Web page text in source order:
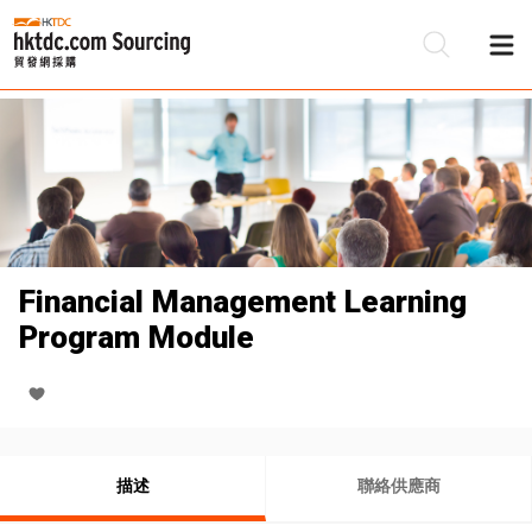
Financial Management Learning
Program Module
描述 聯絡供應商